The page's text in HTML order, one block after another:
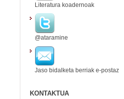
Literatura koadernoak
@ataramine
Jaso bidalketa berriak e-postaz
KONTAKTUA